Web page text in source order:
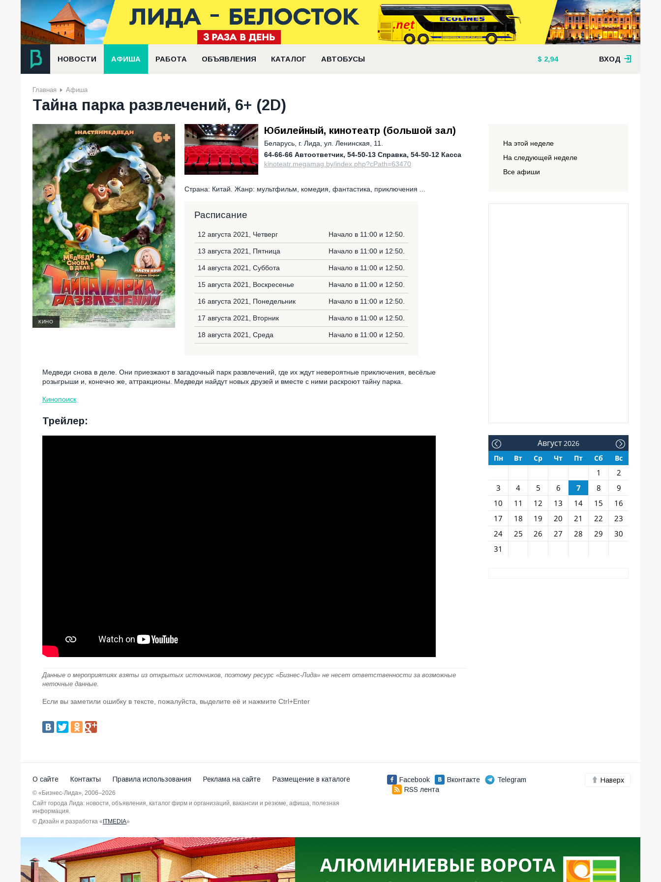
НОВОСТИ АФИША РАБОТА ОБЪЯВЛЕНИЯ КАТАЛОГ АВТОБУСЫ 2,94 ВХОД
Главная Афиша
Тайна парка развлечений, 6+ (2D)
КИНО
Юбилейный, кинотеатр (большой зал)
Беларусь, г. Лида, ул. Ленинская, 11.
64-66-66 Автоответчик 54-50-13 Справка 54-50-12 Касса
kinoteatr.megamag.by/index.php?cPath=63470
Страна: Китай. Жанр: мультфильм, комедия, фантастика, приключения ...
Расписание
12 августа 2021, Четверг Начало в 11:00 и 12:50.
13 августа 2021, Пятница Начало в 11:00 и 12:50.
14 августа 2021, Суббота Начало в 11:00 и 12:50.
15 августа 2021, Воскресенье Начало в 11:00 и 12:50.
16 августа 2021, Понедельник Начало в 11:00 и 12:50.
17 августа 2021, Вторник Начало в 11:00 и 12:50.
18 августа 2021, Среда Начало в 11:00 и 12:50.
Медведи снова в деле. Они приезжают в загадочный парк развлечений, где их ждут невероятные приключения, весёлые
розыгрыши и, конечно же, аттракционы. Медведи найдут новых друзей и вместе с ними раскроют тайну парка.
Кинопоиск
Трейлер:
Данные о мероприятиях взяты из открытых источников, поэтому ресурс «Бизнес-Лида» не несет ответственности за возможные
неточные данные.
Если вы заметили ошибку в тексте, пожалуйста, выделите её и нажмите Ctrl+Enter
На этой неделе
На следующей неделе
Все афиши
Август 2026
Пн
Вт Ср Чт Пт Сб Вс
1
2
3
4 5 6 7 8
9
10
11 12 13 14 15
16
17
18 19 20 21 22
23
24
25 26 27 28 29
30
31
О сайте Контакты Правила использования Реклама на сайте Размещение в каталоге
© «Бизнес-Лида», 2006–2026
Сайт города Лида: новости, объявления, каталог фирм и организаций, вакансии и резюме, афиша, полезная
информация.
© Дизайн и разработка «ITMEDIA»
Facebook Вконтакте
Telegram
RSS лента
Наверх